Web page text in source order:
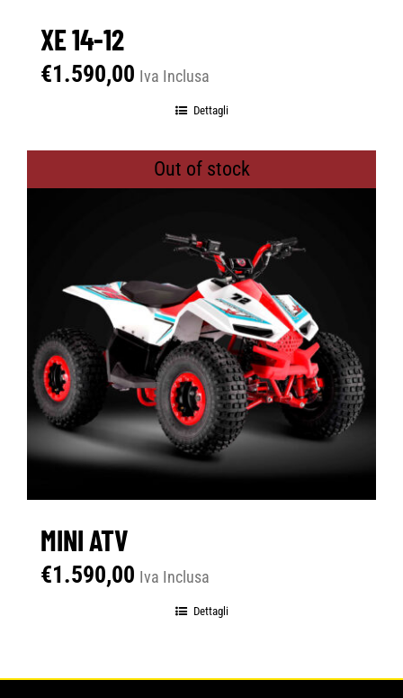
XE 14-12
€1.590,00 Iva Inclusa
Dettagli
Out of stock
MINI ATV
€1.590,00 Iva Inclusa
Dettagli